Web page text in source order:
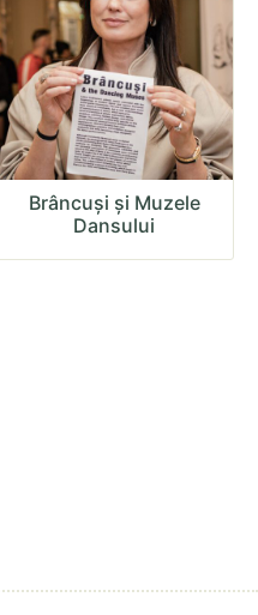
Brâncuși și Muzele
Dansului